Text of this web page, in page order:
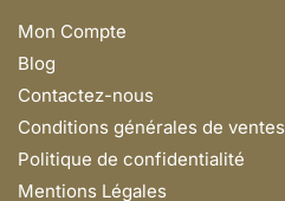
Mon Compte
Blog
Contactez-nous
Conditions générales de ventes
Politique de confidentialité
Mentions Légales